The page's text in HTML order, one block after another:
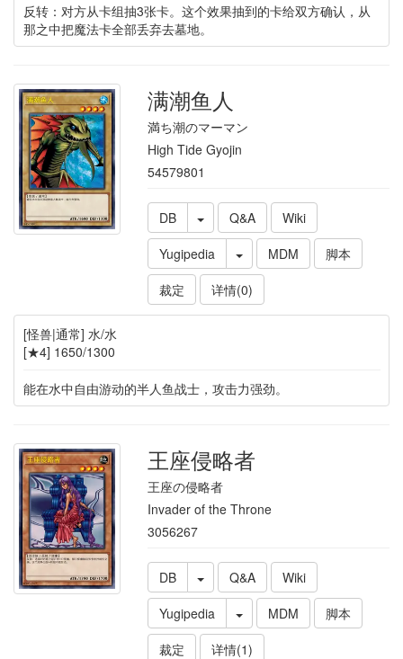
反转：对方从卡组抽3张卡。这个效果抽到的卡给双方确认，从
那之中把魔法卡全部丢弃去墓地。
满潮鱼人
満ち潮のマーマン
High Tide Gyojin
54579801
DB Q&A
Wiki
Yugipedia
MDM
脚本
裁定
详情(0)
[怪兽|通常] 水/水
[★4] 1650/1300
能在水中自由游动的半人鱼战士，攻击力强劲。
王座侵略者
王座の侵略者
Invader of the Throne
3056267
DB Q&A
Wiki
Yugipedia
MDM
脚本
裁定
详情(1)